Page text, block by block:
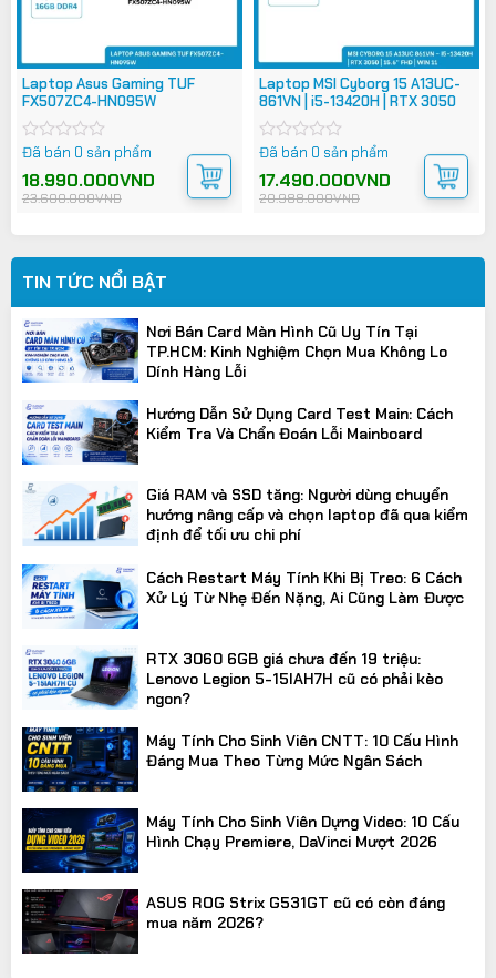
Laptop Asus Gaming TUF
FX507ZC4-HN095W
Được
hạng
0
Đã bán 0 sản phẩm
23.600.000VND
Giá
gốc
là:
18.990.000VND
Giá
hiện
tại
Laptop MSI Cyborg 15 A13UC-
861VN | i5-13420H | RTX 3050
Được
hạng
0
Đã bán 0 sản phẩm
20.988.000VND
Giá
gốc
là:
17.490.000VND
Giá
hiện
tại
TIN TỨC NỔI BẬT
Nơi Bán Card Màn Hình Cũ Uy Tín Tại
TP.HCM: Kinh Nghiệm Chọn Mua Không Lo
Dính Hàng Lỗi
Hướng Dẫn Sử Dụng Card Test Main: Cách
Kiểm Tra Và Chẩn Đoán Lỗi Mainboard
Giá RAM và SSD tăng: Người dùng chuyển
hướng nâng cấp và chọn laptop đã qua kiểm
định để tối ưu chi phí
Cách Restart Máy Tính Khi Bị Treo: 6 Cách
Xử Lý Từ Nhẹ Đến Nặng, Ai Cũng Làm Được
RTX 3060 6GB giá chưa đến 19 triệu:
Lenovo Legion 5-15IAH7H cũ có phải kèo
ngon?
Máy Tính Cho Sinh Viên CNTT: 10 Cấu Hình
Đáng Mua Theo Từng Mức Ngân Sách
Máy Tính Cho Sinh Viên Dựng Video: 10 Cấu
Hình Chạy Premiere, DaVinci Mượt 2026
ASUS ROG Strix G531GT cũ có còn đáng
mua năm 2026?